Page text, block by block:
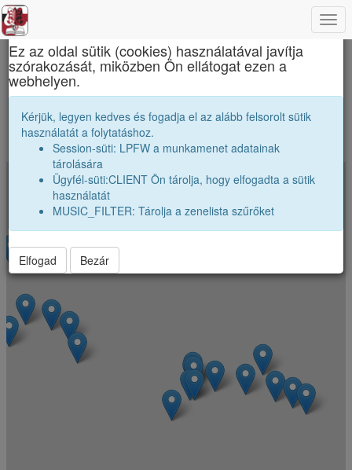
Apáczai Csere János Elméleti Líceum
Merre szóródtak szét iskolánk véndiákjai
A koordináták véletlenszerüen el vannak néhány kilométerrel tólva.
Jelenkezz be a pontos poziciók megtekintéséhez.
×
Ez az oldal sütik (cookies) használatával javítja
szórakozását, miközben Ön ellátogat ezen a
webhelyen.
Kérjük, legyen kedves és fogadja el az alább felsorolt sütik
használatát a folytatáshoz.
Session-süti: LPFW a munkamenet adatainak
tárolására
Ügyfél-süti:CLIENT Ön tárolja, hogy elfogadta a sütik
használatát
MUSIC_FILTER: Tárolja a zenelista szűrőket
Elfogad Bezár